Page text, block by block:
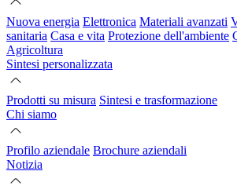
Nuova energia Elettronica Materiali avanzati
sanitaria Casa e vita Protezione dell'ambiente
Agricoltura
Sintesi personalizzata
Prodotti su misura Sintesi e trasformazione
Chi siamo
Profilo aziendale Brochure aziendali
Notizia